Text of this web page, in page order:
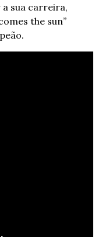
sua carreira,
the sun”